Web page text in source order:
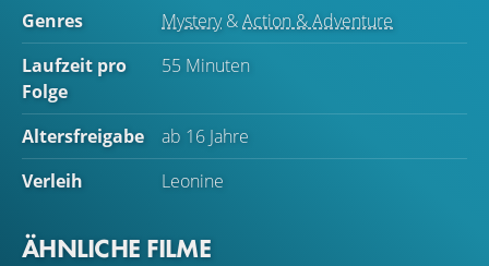
Genres Mystery&Action & Adventure
Laufzeit pro
Folge
55 Minuten
Altersfreigabe
ab 16 Jahre
Verleih
Leonine
ÄHNLICHE FILME